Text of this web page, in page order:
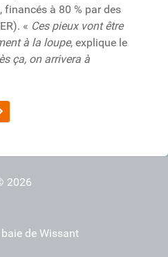
financés à 80 % par des
« Ces pieux vont être
à la loupe, explique le
ça, on arrivera à
d'enlèvement des
: 20130329 Blockhaus et Devoir
2026
de Wissant